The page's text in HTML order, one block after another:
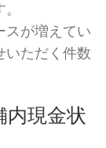
スが増えてい
いただく件数
内現金状